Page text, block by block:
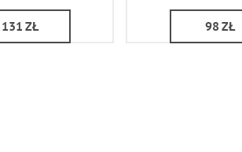
131 ZŁ 98 ZŁ